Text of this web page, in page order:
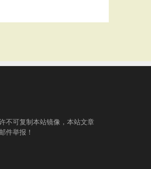
不可复制本站镜像，本站文章
件举报！